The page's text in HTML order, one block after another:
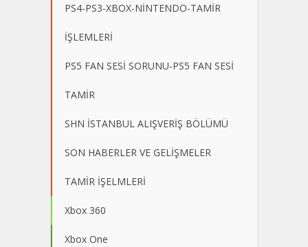
PS4-PS3-XBOX-NİNTENDO-TAMİR
İŞLEMLERİ
PS5 FAN SESİ SORUNU-PS5 FAN SESİ
TAMİR
SHN İSTANBUL ALIŞVERİŞ BÖLÜMÜ
SON HABERLER VE GELİŞMELER
TAMİR İŞELMLERİ
Xbox 360
Xbox One